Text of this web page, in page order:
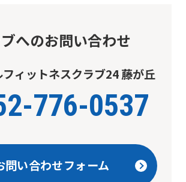
へのお問い合わせ
ィットネスクラブ24 藤が丘
776-0537
問い合わせフォーム